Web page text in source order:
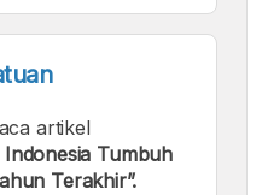
artikel
Tumbuh
Terakhir”.